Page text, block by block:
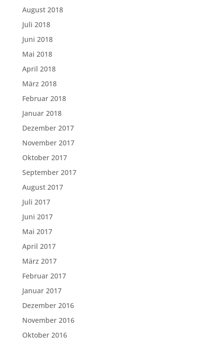
August 2018
Juli 2018
Juni 2018
Mai 2018
April 2018
März 2018
Februar 2018
Januar 2018
Dezember 2017
November 2017
Oktober 2017
September 2017
August 2017
Juli 2017
Juni 2017
Mai 2017
April 2017
März 2017
Februar 2017
Januar 2017
Dezember 2016
November 2016
Oktober 2016